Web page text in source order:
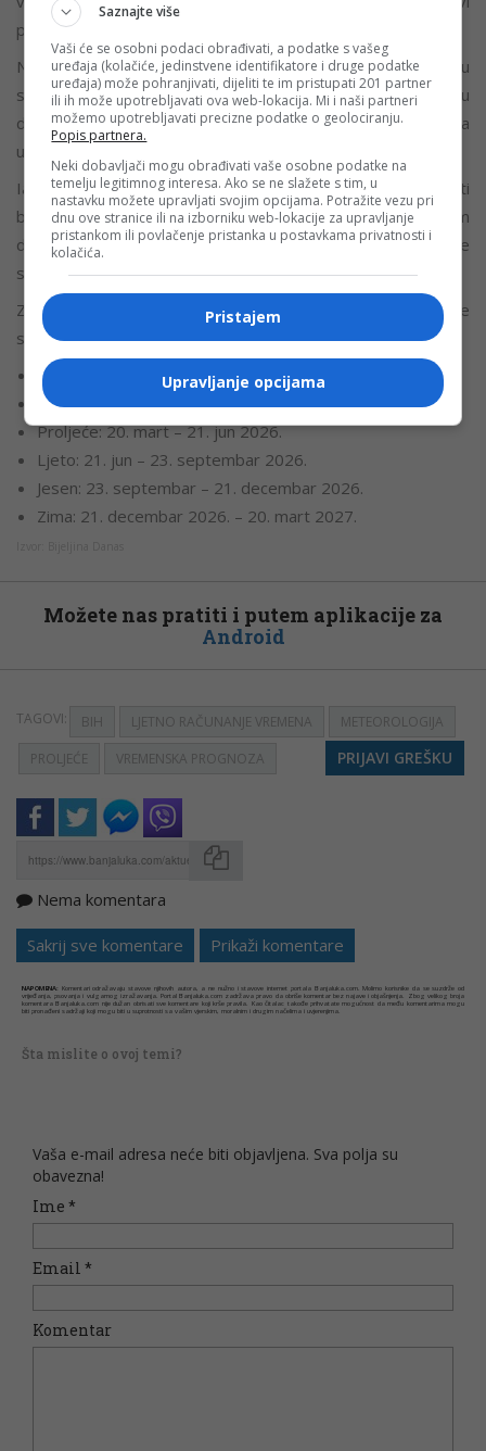
ponovo vraćaju na zimsko vrijeme.
Na ljetnje računanje vremena prelazimo u noći između
subote i nedjelje, odnosno 29. marta, kada će se kazaljke u
dva sata ujutru pomjeriti jedan sat unaprijed, na tri sata
ujutru.
Iako gubitak jednog sata sna može trenutno da poremeti
bioritam, glavna prednost ovog pomjeranja je ta što će nam
dani postati znatno duži, pa ćemo imati više dnevne
svjetlosti u popodnevnim časovima.
Za one koji se svake godine iznova zbune u kom smjeru se
sat pomjera, postoji jednostavno pravilo za pamćenje:
u martu se pomjera sat unaprijed
u oktobru se pomjera sat unazad
Proljeće: 20. mart – 21. jun 2026.
Ljeto: 21. jun – 23. septembar 2026.
Jesen: 23. septembar – 21. decembar 2026.
Zima: 21. decembar 2026. – 20. mart 2027.
Možete nas pratiti i putem aplikacije za
Android
TAGOVI: BIH LJETNO RAČUNANJE VREMENA
METEOROLOGIJA
PROLJEĆE
VREMENSKA PROGNOZA PRIJAVI GREŠKU
Nema komentara
Sakrij sve komentare Prikaži komentare
NAPOMENA: Komentari odražavaju stavove njihovih autora, a ne nužno i stavove internet portala Banjaluka.com. Molimo korisnike da se suzdrže od
vrijeđanja, psovanja i vulgarnog izražavanja. Portal Banjaluka.com zadržava pravo da obriše komentar bez najave i objašnjenja. Zbog velikog broja
komentara Banjaluka.com nije dužan obrisati sve komentare koji krše pravila. Kao čitalac takođe prihvatate mogućnost da među komentarima mogu
biti pronađeni sadržaji koji mogu biti u suprotnosti sa vašim vjerskim, moralnim i drugim načelima i uvjerenjima.
Šta mislite o ovoj temi?
Vaša e-mail adresa neće biti objavljena. Sva polja su
obavezna!
Ime *
Email *
Komentar
Saznajte više
Vaši će se osobni podaci obrađivati, a podatke s vašeg
uređaja (kolačiće, jedinstvene identifikatore i druge podatke
uređaja) može pohranjivati, dijeliti te im pristupati 201 partner
ili ih može upotrebljavati ova web-lokacija. Mi i naši partneri
možemo upotrebljavati precizne podatke o geolociranju.
Popis partnera.
Neki dobavljači mogu obrađivati vaše osobne podatke na
temelju legitimnog interesa. Ako se ne slažete s tim, u
nastavku možete upravljati svojim opcijama. Potražite vezu pri
dnu ove stranice ili na izborniku web-lokacije za upravljanje
pristankom ili povlačenje pristanka u postavkama privatnosti i
kolačića.
Pristajem
Upravljanje opcijama